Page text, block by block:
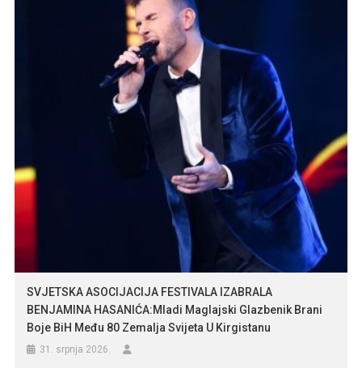
SVJETSKA ASOCIJACIJA FESTIVALA IZABRALA
BENJAMINA HASANIĆA:Mladi Maglajski Glazbenik Brani
Boje BiH Među 80 Zemalja Svijeta U Kirgistanu
31. srpnja 2026.